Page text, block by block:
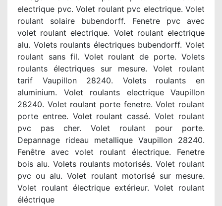
electrique pvc. Volet roulant pvc electrique. Volet
roulant solaire bubendorff. Fenetre pvc avec
volet roulant electrique. Volet roulant electrique
alu. Volets roulants électriques bubendorff. Volet
roulant sans fil. Volet roulant de porte. Volets
roulants électriques sur mesure. Volet roulant
tarif Vaupillon 28240. Volets roulants en
aluminium. Volet roulants electrique Vaupillon
28240. Volet roulant porte fenetre. Volet roulant
porte entree. Volet roulant cassé. Volet roulant
pvc pas cher. Volet roulant pour porte.
Depannage rideau metallique Vaupillon 28240.
Fenêtre avec volet roulant électrique. Fenetre
bois alu. Volets roulants motorisés. Volet roulant
pvc ou alu. Volet roulant motorisé sur mesure.
Volet roulant électrique extérieur. Volet roulant
éléctrique